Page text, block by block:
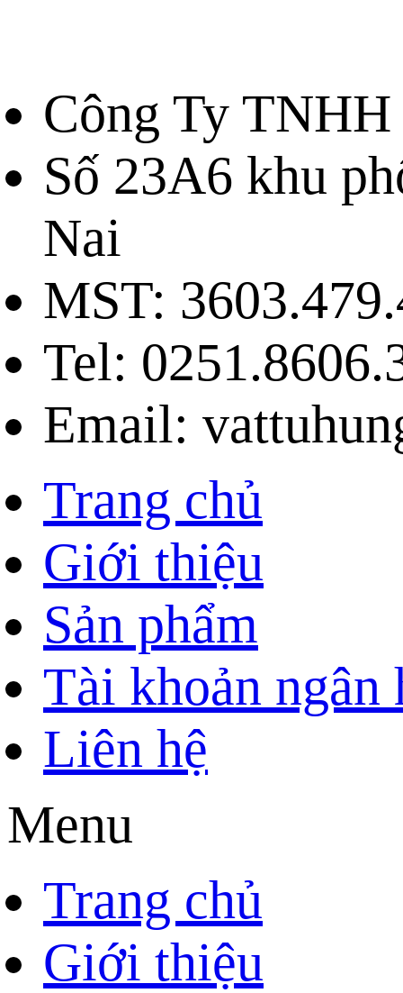
Công Ty
Số 23A6 khu
Nai
MST:
Tel:
Email:
Trang chủ
Giới thiệu
Sản phẩm
Tài khoản ngân
Liên hệ
Menu
Trang chủ
Giới thiệu